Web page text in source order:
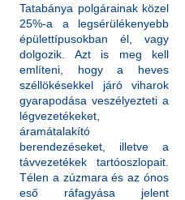
Tatabánya polgárainak közel
25%-a a legsérülékenyebb
épülettípusokban él, vagy
dolgozik. Azt is meg kell
említeni, hogy a heves
széllökésekkel járó viharok
gyarapodása veszélyezteti a
légvezetékeket,
áramátalakító
berendezéseket, illetve a
távvezetékek tartóoszlopait.
Télen a zúzmara és az ónos
eső ráfagyása jelent